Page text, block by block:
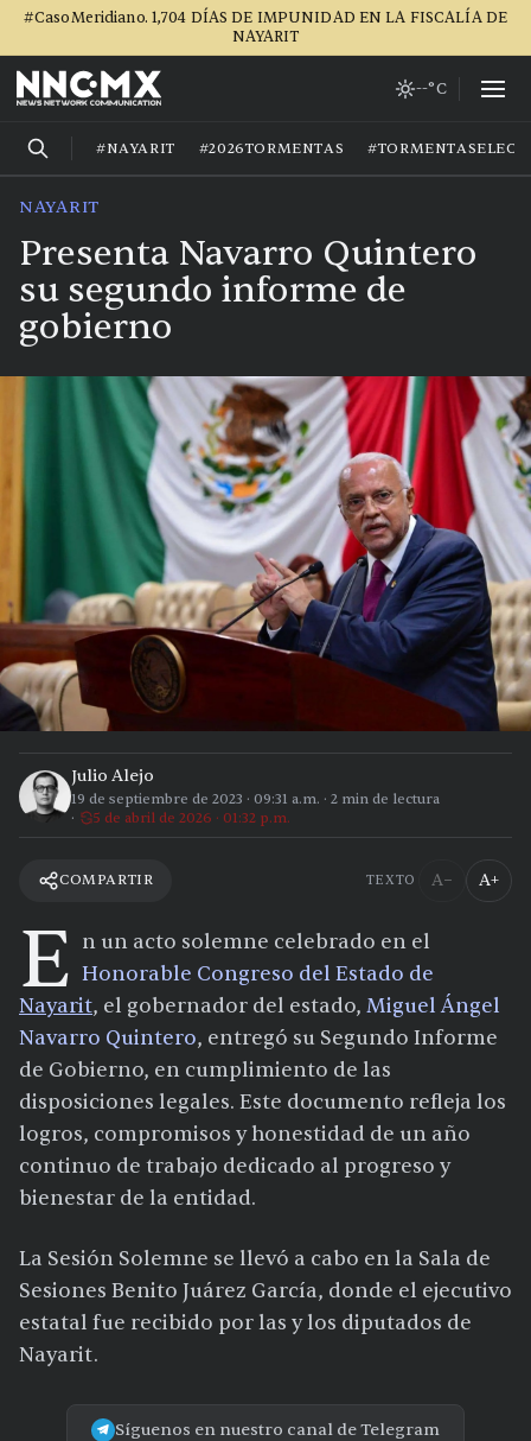
#CasoMeridiano. 1,704 DÍAS DE IMPUNIDAD EN LA FISCALÍA DE
NAYARIT
--°C
#NAYARIT #2026TORMENTAS
NAYARIT
Presenta Navarro Quintero
su segundo informe de
gobierno
Julio Alejo
19 de septiembre de 2023 · 09:31 a.m. · 2 min de lectura
5 de abril de 2026 · 01:32 p.m.
COMPARTIR TEXTO A− A+
E n un acto solemne celebrado en el
Honorable Congreso del Estado de
Nayarit, el gobernador del estado, Miguel Ángel
Navarro Quintero, entregó su Segundo Informe
de Gobierno, en cumplimiento de las
disposiciones legales. Este documento refleja los
logros, compromisos y honestidad de un año
continuo de trabajo dedicado al progreso y
bienestar de la entidad.
La Sesión Solemne se llevó a cabo en la Sala de
Sesiones Benito Juárez García, donde el ejecutivo
estatal fue recibido por las y los diputados de
Nayarit.
Síguenos en nuestro canal de Telegram